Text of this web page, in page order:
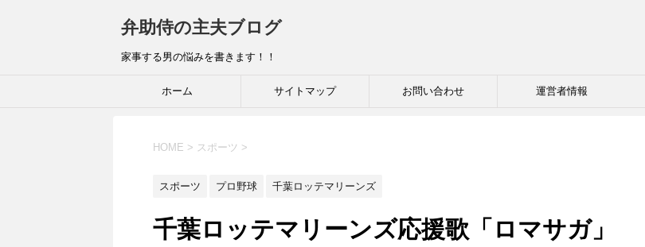
弁助侍の主夫ブログ
家事する男の悩みを書きます！！
ホーム サイトマップ お問い合わせ 運営者情報
HOME > スポーツ >
スポーツ プロ野球 千葉ロッテマリーンズ
千葉ロッテマリーンズ応援歌「ロマサガ」